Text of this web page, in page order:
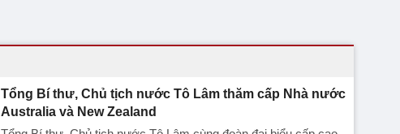
Tổng Bí thư, Chủ tịch nước Tô Lâm thăm cấp Nhà nước
Australia và New Zealand